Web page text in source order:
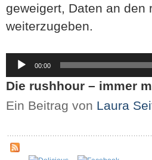
geweigert, Daten an den
weiterzugeben.
Audio-
Player
00:00
Die rushhour – immer
Ein Beitrag von Laura